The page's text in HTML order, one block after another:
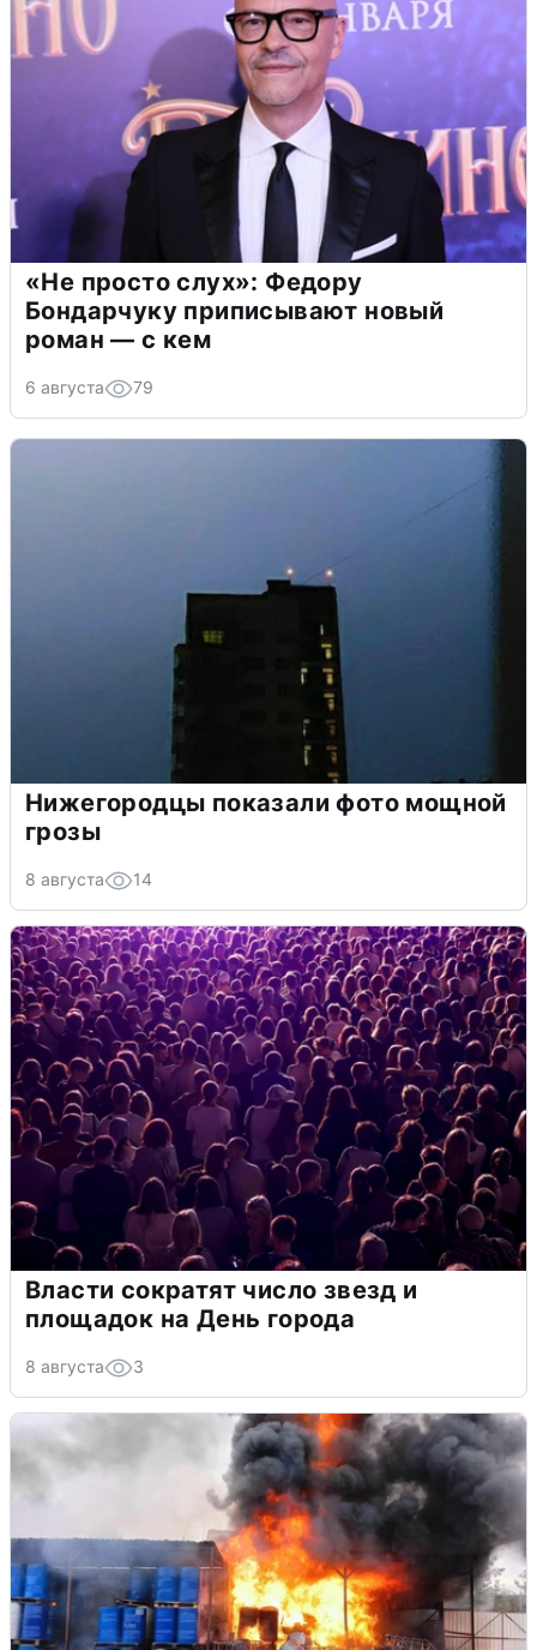
«Не просто слух»: Федору
Бондарчуку приписывают новый
роман — с кем
6 августа 79
Нижегородцы показали фото мощной
грозы
8 августа 14
Власти сократят число звезд и
площадок на День города
8 августа 3